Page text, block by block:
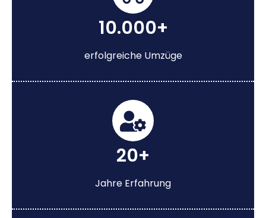
10.000+
erfolgreiche Umzüge
20+
Jahre Erfahrung